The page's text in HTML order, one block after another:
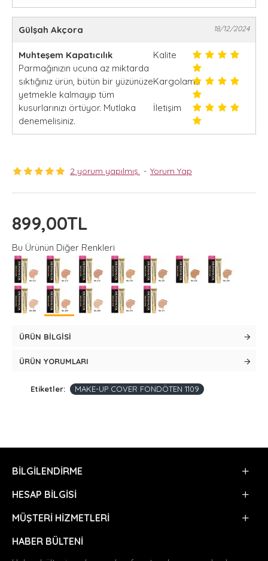
Gülşah Akçora 18/12/2024
Muhteşem Kapatıcılık
Parmağınızın ucuna az miktarda
sıktığınız ürün, bütün bir yüzünüze
yetmekle kalmayıp tüm
kusurlarınızı örtüyor. Mutlaka
denemelisiniz.
Kalite
Kargolama
İletişim
2 yorum yapılmış. - Yorum Yap
899,00TL
Bu Ürünün Diğer Renkleri
ÜRÜN BILGISI
ÜRÜN YORUMLARI
Etiketler: MAKE-UP COVER FONDÖTEN 1109
BILGILENDIRME
HESAP BILGISI
MÜŞTERI HIZMETLERI
HABER BÜLTENI